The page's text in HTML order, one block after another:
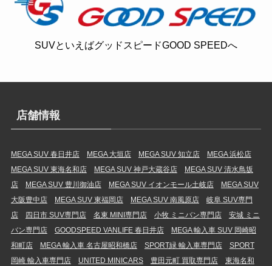
SUVといえばグッドスピードGOOD SPEEDへ
店舗情報
MEGA SUV 春日井店 MEGA 大垣店 MEGA SUV 知立店
MEGA 浜松店
MEGA SUV 東海名和店
MEGA SUV 神戸大蔵谷店
MEGA SUV 清水鳥坂
店
MEGA SUV 豊川御油店 MEGA SUV イオンモール土岐店
MEGA SUV
大阪豊中店
MEGA SUV 東福岡店 MEGA SUV 南風原店
岐阜 SUV専門
店
四日市 SUV専門店 名東 MINI専門店 小牧 ミニバン専門店
安城 ミニ
バン専門店
GOODSPEED VANLIFE 春日井店
MEGA 輸入車 SUV 岡崎昭
和町店
MEGA 輸入車 名古屋昭和橋店 SPORT緑 輸入車専門店
SPORT
岡崎 輸入車専門店
UNITED MINICARS 豊田元町 買取専門店
東海名和